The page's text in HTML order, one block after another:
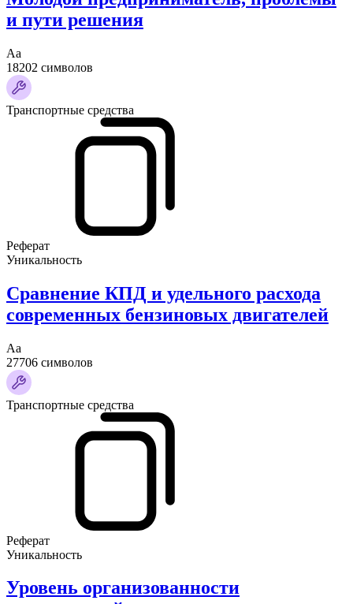
и пути решения
Аа
18202 символов
Транспортные средства
Реферат
Уникальность
Сравнение КПД и удельного расхода
современных бензиновых двигателей
Аа
27706 символов
Транспортные средства
Реферат
Уникальность
Уровень организованности